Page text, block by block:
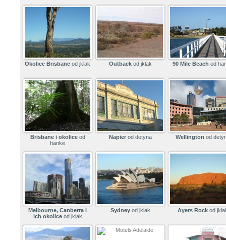
Okolice Brisbane od jklak Outbackod jklak 90 Mile Beach od
Brisbane i okoliceod
hanke
Napierod detyna Wellington od
Melbourne, Canberra i
ich okoliceod jklak
Sydneyod jklak Ayers Rock od